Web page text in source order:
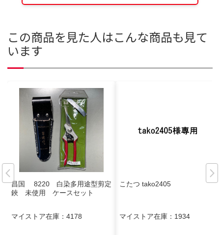
この商品を見た人はこんな商品も見て
います
昌国 8220 白染多用途型剪定
鋏 未使用 ケースセット
マイストア在庫： 4178
こたつ tako2405
マイストア在庫： 1934